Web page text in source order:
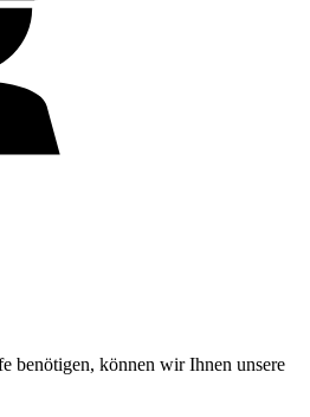
benötigen, können wir Ihnen unsere